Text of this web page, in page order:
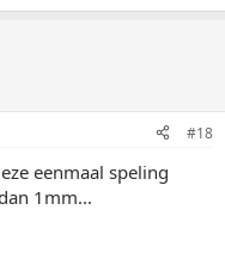
#18
eenmaal speling
1mm...